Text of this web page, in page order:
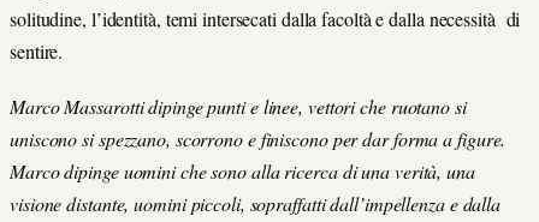
solitudine, l’identità, temi intersecati dalla facoltà e dalla necessità di
sentire.
Marco Massarotti dipinge punti e linee, vettori che ruotano si
uniscono si spezzano, scorrono e finiscono per dar forma a figure.
Marco dipinge uomini che sono alla ricerca di una verità, una
visione distante, uomini piccoli, sopraffatti dall’impellenza e dalla